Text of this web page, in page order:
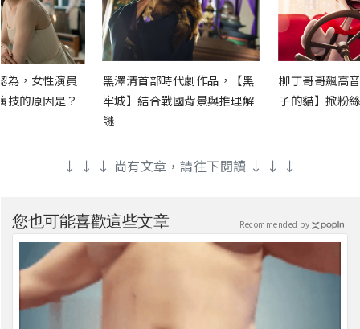
為，女性演員
技的原因是？
黑澤清首部時代劇作品，【黑
牢城】結合戰國背景與推理解
謎
柳丁哥哥飆高
子的貓】掀粉
↓ ↓ ↓ 尚有文章，請往下閱讀 ↓ ↓ ↓
您也可能喜歡這些文章 Recommended by